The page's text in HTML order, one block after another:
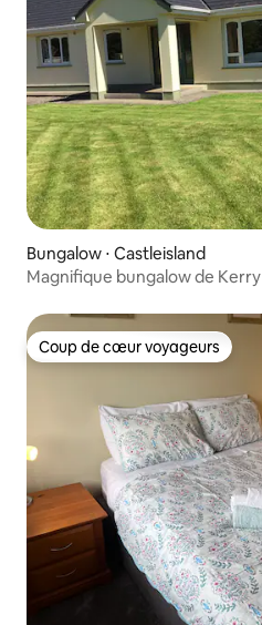
Bungalow ⋅ Castleisland
Magnifique bungalow de Kerry
Coup de cœur voyageurs
Coup de cœur voyageurs